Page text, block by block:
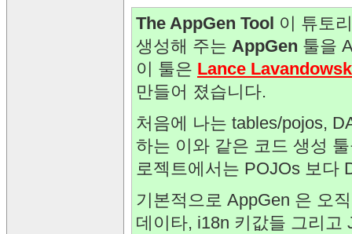
The AppGen Tool 이 튜토
생성해 주는 AppGen 툴을
이 툴은 Lance
만들어 졌습니다.
처음에 나는 tables/pojos,
하는 이와 같은 코드 생성
로젝트에서는 POJOs 보다
기본적으로 AppGen 은 오
데이타, i18n 키값들 그리고